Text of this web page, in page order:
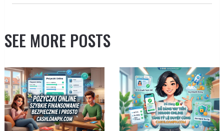
SEE MORE POSTS